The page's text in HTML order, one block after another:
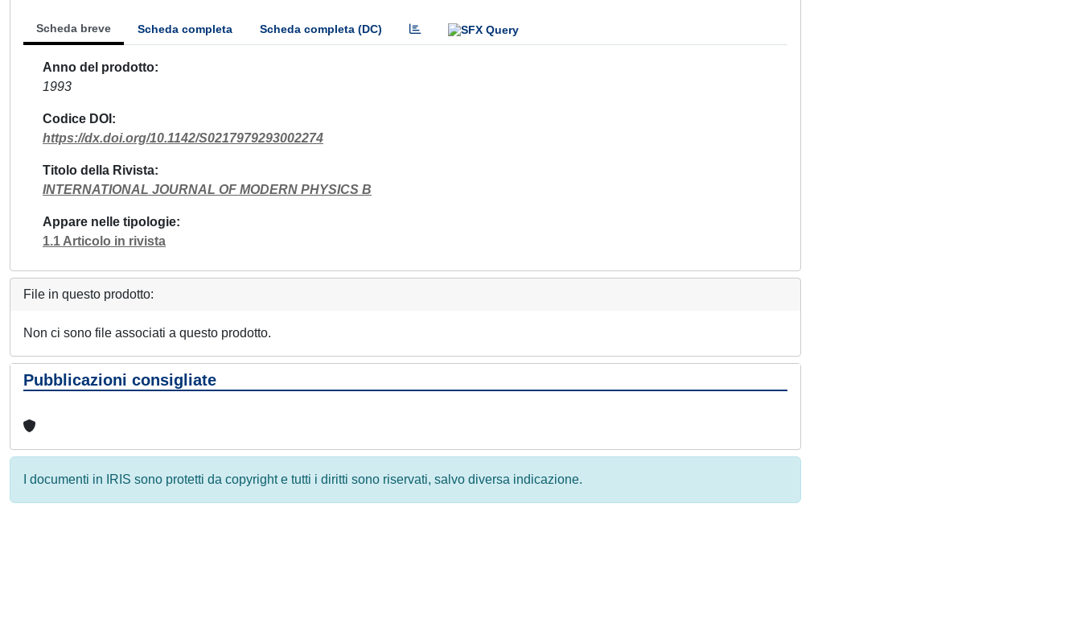
Scheda breve Scheda completa Scheda completa (DC)
Anno del prodotto
1993
Codice DOI
https://dx.doi.org/10.1142/S0217979293002274
Titolo della Rivista
INTERNATIONAL JOURNAL OF MODERN PHYSICS B
Appare nelle tipologie
1.1 Articolo in rivista
File in questo prodotto:
Non ci sono file associati a questo prodotto.
Pubblicazioni consigliate
I documenti in IRIS sono protetti da copyright e tutti i diritti sono riservati, salvo diversa indicazione.